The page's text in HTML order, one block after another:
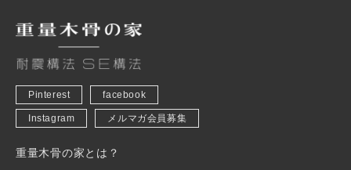
Pinterest facebook
Instagram メルマガ会員募集
重量木骨の家とは？